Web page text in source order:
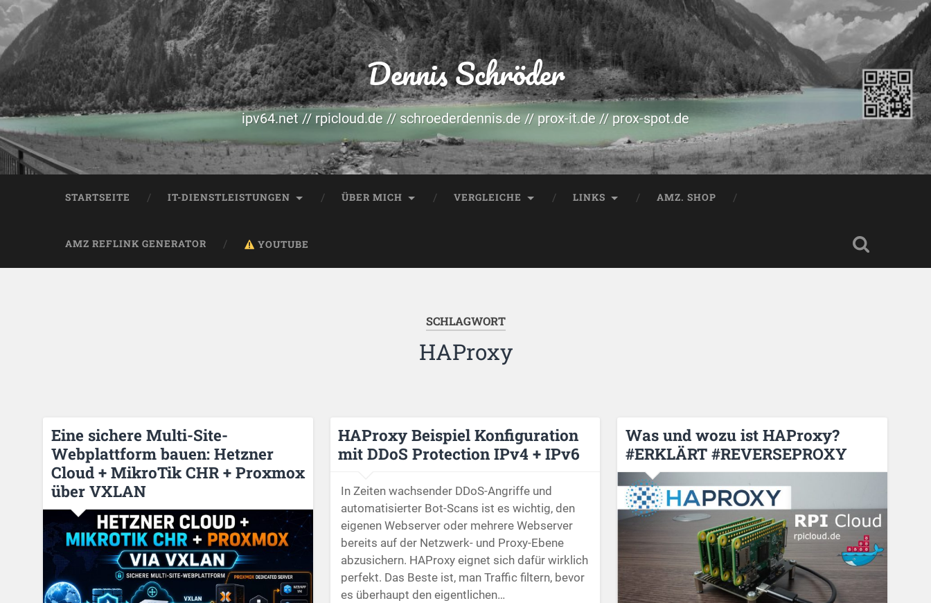
Dennis Schröder
ipv64.net // rpicloud.de // schroederdennis.de // prox-it.de // prox-spot.de
STARTSEITE IT-DIENSTLEISTUNGEN ÜBER MICH VERGLEICHE LINKS AMZ. SHOP
AMZ REFLINK GENERATOR YOUTUBE
SCHLAGWORT
HAProxy
Eine sichere Multi-Site-
Webplattform bauen: Hetzner
Cloud + MikroTik CHR + Proxmox
über VXLAN
HAProxy Beispiel Konfiguration
mit DDoS Protection IPv4 + IPv6
In Zeiten wachsender DDoS-Angriffe und
automatisierter Bot-Scans ist es wichtig, den
eigenen Webserver oder mehrere Webserver
bereits auf der Netzwerk- und Proxy-Ebene
abzusichern. HAProxy eignet sich dafür wirklich
perfekt. Das Beste ist, man Traffic filtern, bevor
es überhaupt den eigentlichen…
Was und wozu ist HAProxy?
#ERKLÄRT #REVERSEPROXY